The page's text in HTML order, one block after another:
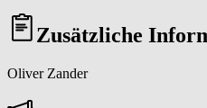
Zusätzliche
Oliver Zander